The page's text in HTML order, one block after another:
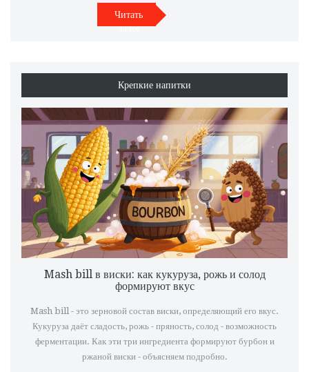
Читать
далее
Крепкие напитки
Mash bill в виски: как кукуруза, рожь и солод
формируют вкус
Mash bill - это зерновой состав виски, определяющий его вкус.
Кукуруза даёт сладость, рожь - пряность, солод - возможность
ферментации. Как эти три ингредиента формируют бурбон и
ржаной виски - объясняем подробно.